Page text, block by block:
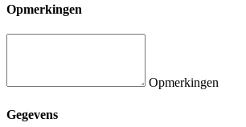
Opmerkingen
Opmerkingen
Gegevens